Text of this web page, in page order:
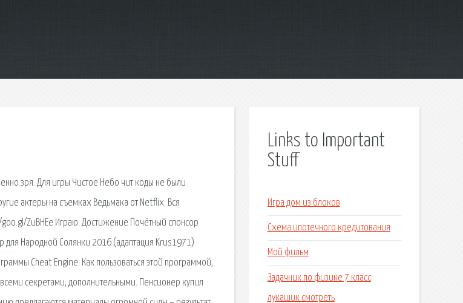
зря. Для игры Чистое Небо чит коды не были
актеры на съемках Ведьмака от Netflix. Вся
ZuBHEe Играю. Достижение Почётный спонсор
для Народной Солянки 2016 (адаптация Krus1971).
Cheat Engine. Как пользоваться этой программой,
секретами, дополнительными. Пенсионер купил
Links to Important
Stuff
Игра дом из блоков
Схема ипотечного кредитования
Мой фильм
Задачник по физике 7 класс
лукашик смотреть